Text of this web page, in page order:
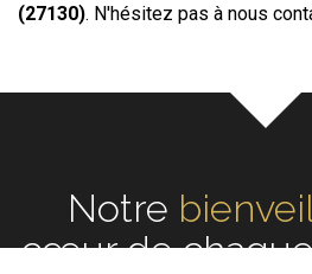
(27130). N'hésitez pas à nous
Notreécoute
chaque